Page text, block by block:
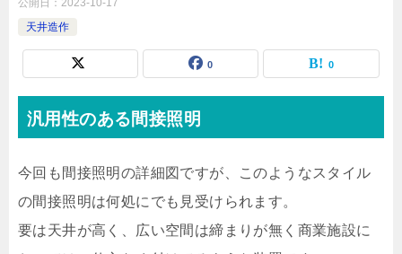
公開日： 2023-10-17
天井造作
0 0
汎用性のある間接照明
今回も間接照明の詳細図ですが、このようなスタイル
の間接照明は何処にでも見受けられます。
要は天井が高く、広い空間は締まりが無く商業施設に